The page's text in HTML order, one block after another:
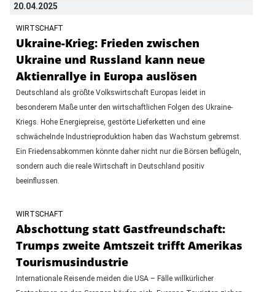
20.04.2025
WIRTSCHAFT
Ukraine-Krieg: Frieden zwischen
Ukraine und Russland kann neue
Aktienrallye in Europa auslösen
Deutschland als größte Volkswirtschaft Europas leidet in
besonderem Maße unter den wirtschaftlichen Folgen des Ukraine-
Kriegs. Hohe Energiepreise, gestörte Lieferketten und eine
schwächelnde Industrieproduktion haben das Wachstum gebremst.
Ein Friedensabkommen könnte daher nicht nur die Börsen beflügeln,
sondern auch die reale Wirtschaft in Deutschland positiv
beeinflussen.
WIRTSCHAFT
Abschottung statt Gastfreundschaft:
Trumps zweite Amtszeit trifft Amerikas
Tourismusindustrie
Internationale Reisende meiden die USA – Fälle willkürlicher